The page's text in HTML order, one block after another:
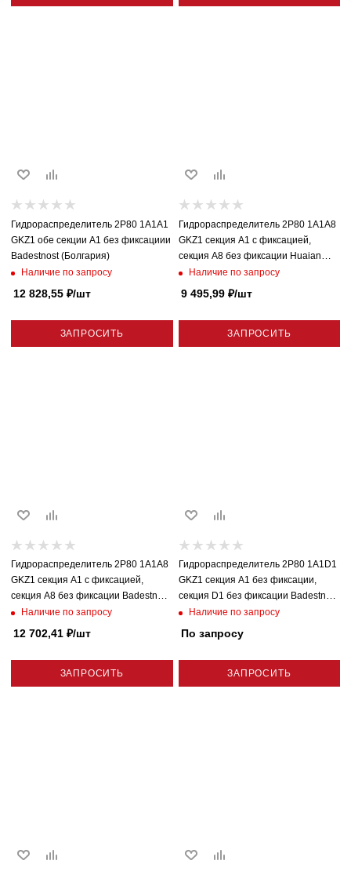
Гидрораспределитель 2P80 1A1A1
GKZ1 обе секции A1 без фиксациии
Badestnost (Болгария)
Наличие по запросу
12 828,55 ₽/шт
ЗАПРОСИТЬ
Гидрораспределитель 2P80 1A1A8
GKZ1 секция A1 с фиксацией,
секция A8 без фиксации Huaian
(Китай)
Наличие по запросу
9 495,99₽/шт
ЗАПРОСИТЬ
Гидрораспределитель 2P80 1A1A8
GKZ1 секция A1 с фиксацией,
секция A8 без фиксации Badestnost
(Болгария)
Наличие по запросу
12 702,41 ₽/шт
ЗАПРОСИТЬ
Гидрораспределитель 2P80 1A1D1
GKZ1 секция A1 без фиксации,
секция D1 без фиксации Badestnost
(Болгария)
Наличие по запросу
По запросу
ЗАПРОСИТЬ